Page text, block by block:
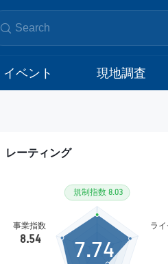
イベント 現地調査
レーティング
7.74